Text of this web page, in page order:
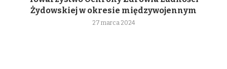
Żydowskiej w okresie międzywojennym
27 marca 2024